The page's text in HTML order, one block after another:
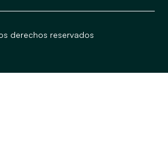
derechos reservados